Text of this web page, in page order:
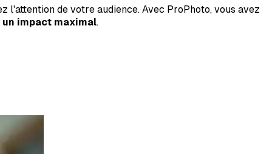
de votre audience. Avec ProPhoto, vous avez
impact maximal.